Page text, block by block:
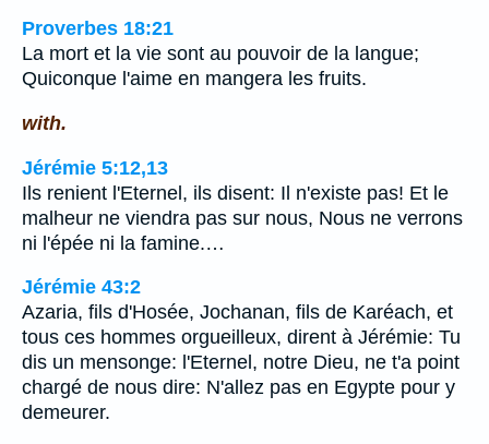
Proverbes 18:21
La mort et la vie sont au pouvoir de la langue;
Quiconque l'aime en mangera les fruits.
with.
Jérémie 5:12,13
Ils renient l'Eternel, ils disent: Il n'existe pas! Et le
malheur ne viendra pas sur nous, Nous ne verrons
ni l'épée ni la famine.…
Jérémie 43:2
Azaria, fils d'Hosée, Jochanan, fils de Karéach, et
tous ces hommes orgueilleux, dirent à Jérémie: Tu
dis un mensonge: l'Eternel, notre Dieu, ne t'a point
chargé de nous dire: N'allez pas en Egypte pour y
demeurer.